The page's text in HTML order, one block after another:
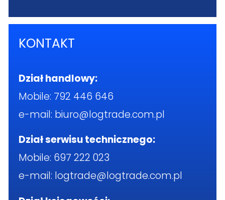
KONTAKT
Dział handlowy:
Mobile: 792 446 646
e-mail: biuro@logtrade.com.pl
Dział serwisu technicznego:
Mobile: 697 222 023
e-mail: logtrade@logtrade.com.pl